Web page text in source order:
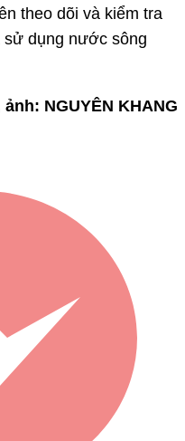
theo dõi và kiểm tra
sử dụng nước sông
ảnh: NGUYÊN KHANG